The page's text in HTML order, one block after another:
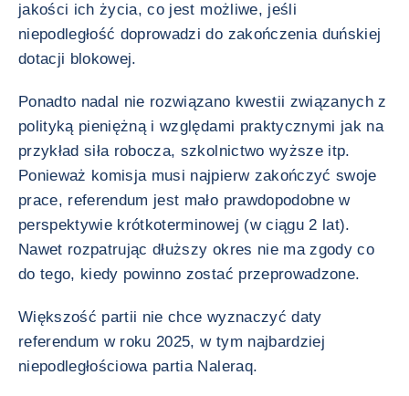
jakości ich życia, co jest możliwe, jeśli
niepodległość doprowadzi do zakończenia duńskiej
dotacji blokowej.
Ponadto nadal nie rozwiązano kwestii związanych z
polityką pieniężną i względami praktycznymi jak na
przykład siła robocza, szkolnictwo wyższe itp.
Ponieważ komisja musi najpierw zakończyć swoje
prace, referendum jest mało prawdopodobne w
perspektywie krótkoterminowej (w ciągu 2 lat).
Nawet rozpatrując dłuższy okres nie ma zgody co
do tego, kiedy powinno zostać przeprowadzone.
Większość partii nie chce wyznaczyć daty
referendum w roku 2025, w tym najbardziej
niepodległościowa partia Naleraq.